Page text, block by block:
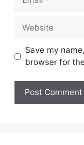
Website
Save my
browser for